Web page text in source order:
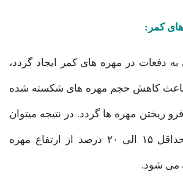
کمر:
دفعات در مهره های کمر ایجاد گردد،
باعث کاهش حجم مهره های شکسته شده
ریختن مهره ها گردد. در نتیجه میتوان
شاهد این بود که حداقل ۱۵ الی ۲۰ درصد از ارتفاع مهره
می شود.